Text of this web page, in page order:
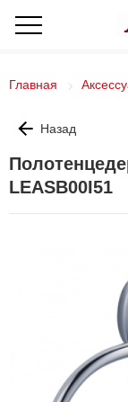
Главная
Назад
LEASB00I51